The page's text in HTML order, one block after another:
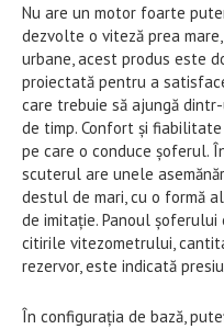
Nu are un motor foarte
dezvolte o viteză prea
urbane, acest produs este
proiectată pentru a
care trebuie să ajungă
de timp. Confort și
pe care o conduce șoferul.
scuterul are unele
destul de mari, cu o formă
de imitație. Panoul
citirile vitezometrului,
rezervor, este indicată
În configurația de bază,